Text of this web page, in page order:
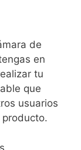
de
en
tu
que‌
⁢usuarios
producto.